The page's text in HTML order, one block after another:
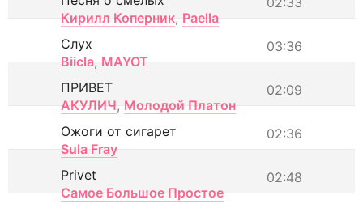
Кирилл Коперник, Paella
03:36
Слух
Biicla, MAYOT
02:09
ПРИВЕТ
АКУЛИЧ, Молодой Платон
02:36
Ожоги от сигарет
Sula Fray
02:48
Privet
Самое Большое Простое